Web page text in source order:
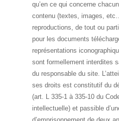
qu’en ce qui concerne
contenu (textes, images,
reproductions, de tout ou
pour les documents
représentations
sont formellement interdites
du responsable du site.
ses droits est constitutif du
(art. L 335-1 à 335-10 du
intellectuelle) et passible